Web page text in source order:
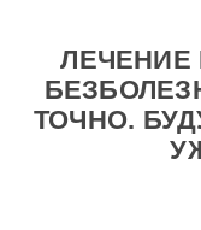
ЛЕЧЕНИЕ
ТОЧНО.